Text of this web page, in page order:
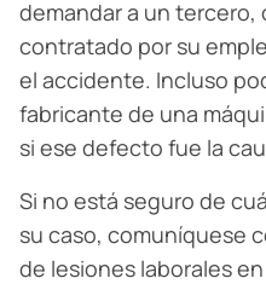
demandar a un
contratado por su
el accidente. Incluso
fabricante de una
si ese defecto fue la
Si no está seguro de
su caso, comuníquese
de lesiones laborales